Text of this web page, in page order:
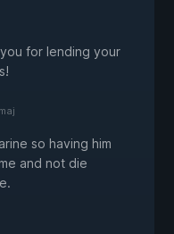
for lending your
so having him
and not die